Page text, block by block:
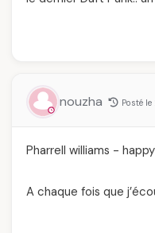
nouzha Posté
Pharrell williams - happy
A chaque fois que